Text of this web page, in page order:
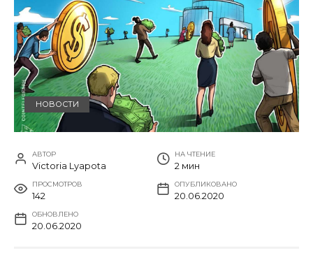
НОВОСТИ
АВТОР
Victoria Lyapota
НА ЧТЕНИЕ
2 мин
ПРОСМОТРОВ
142
ОПУБЛИКОВАНО
20.06.2020
ОБНОВЛЕНО
20.06.2020